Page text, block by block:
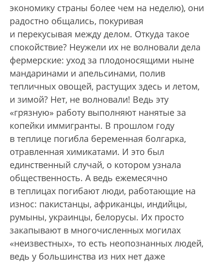
экономику страны более чем на неделю), они
радостно общались, покуривая
и перекусывая между делом. Откуда такое
спокойствие? Неужели их не волновали дела
фермерские: уход за плодоносящими ныне
мандаринами и апельсинами, полив
тепличных овощей, растущих здесь и летом,
и зимой? Нет, не волновали! Ведь эту
«грязную» работу выполняют нанятые за
копейки иммигранты. В прошлом году
в теплице погибла беременная болгарка,
отравленная химикатами. И это был
единственный случай, о котором узнала
общественность. А ведь ежемесячно
в теплицах погибают люди, работающие на
износ: пакистанцы, африканцы, индийцы,
румыны, украинцы, белорусы. Их просто
закапывают в многочисленных могилах
«неизвестных», то есть неопознанных людей,
ведь у большинства из них нет даже